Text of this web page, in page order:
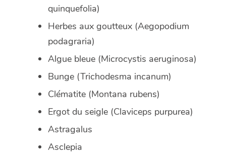
quinquefolia)
Herbes aux goutteux (Aegopodium
podagraria)
Algue bleue (Microcystis aeruginosa)
Bunge (Trichodesma incanum)
Clématite (Montana rubens)
Ergot du seigle (Claviceps purpurea)
Astragalus
Asclepia